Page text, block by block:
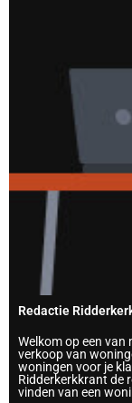
Redactie
Welkom op een van
verkoop van
woningen voor je
Ridderkerkkrant de
vinden van een